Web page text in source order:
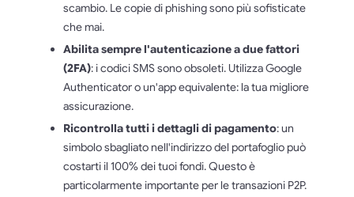
scambio. Le copie di phishing sono più sofisticate
che mai.
Abilita sempre l'autenticazione a due fattori
(2FA): i codici SMS sono obsoleti. Utilizza Google
Authenticator o un'app equivalente: la tua migliore
assicurazione.
Ricontrolla tutti i dettagli di pagamento: un
simbolo sbagliato nell'indirizzo del portafoglio può
costarti il 100% dei tuoi fondi. Questo è
particolarmente importante per le transazioni P2P.